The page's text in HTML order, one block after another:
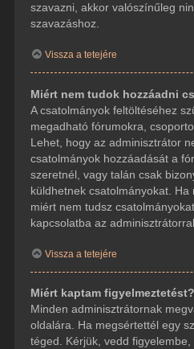
szavazni, akkor valószínűleg
szavazáshoz.
Vissza a tetejére
Miért nem tudok hozzáadni
A csatolmányok feltöltéséhez
megadható fórumokra,
Lehet, hogy az adminisztrátor
csatolmányok hozzáadását a
szeretnél, vagy talán csak
küldhetnek csatolmányokat. Ha
miért nem tudsz
kapcsolatba az adminisztrátorral.
Vissza a tetejére
Miért kaptam figyelmeztetést?
Minden adminisztrátornak
oldalára. Ha megsértettél egy
téged. Kérjük, vedd